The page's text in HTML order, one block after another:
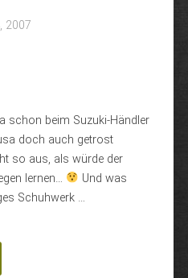
2007
schon beim Suzuki-Händler
doch auch getrost
so aus, als würde der
lernen…
Und was
Schuhwerk …